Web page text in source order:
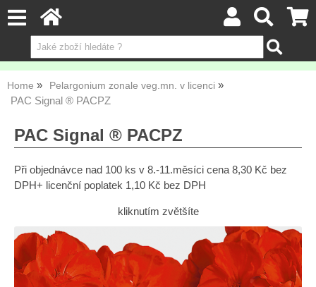
Home Pelargonium zonale veg.mn. v licenci
PAC Signal ® PACPZ
PAC Signal ® PACPZ
Při objednávce nad 100 ks v 8.-11.měsíci cena 8,30 Kč bez
DPH+ licenční poplatek 1,10 Kč bez DPH
kliknutím zvětšíte